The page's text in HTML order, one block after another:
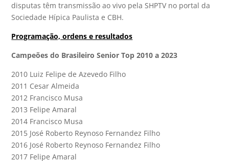
disputas têm transmissão ao vivo pela SHPTV no portal da
Sociedade Hípica Paulista e CBH.
Programação, ordens e resultados
Campeões do Brasileiro Senior Top 2010 a 2023
2010 Luiz Felipe de Azevedo Filho
2011 Cesar Almeida
2012 Francisco Musa
2013 Felipe Amaral
2014 Francisco Musa
2015 José Roberto Reynoso Fernandez Filho
2016 José Roberto Reynoso Fernandez Filho
2017 Felipe Amaral